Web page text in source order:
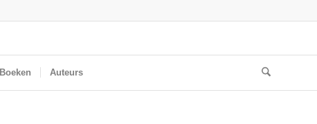
Boeken Auteurs